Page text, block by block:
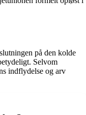
på den kolde
Selvom
indflydelse og arv